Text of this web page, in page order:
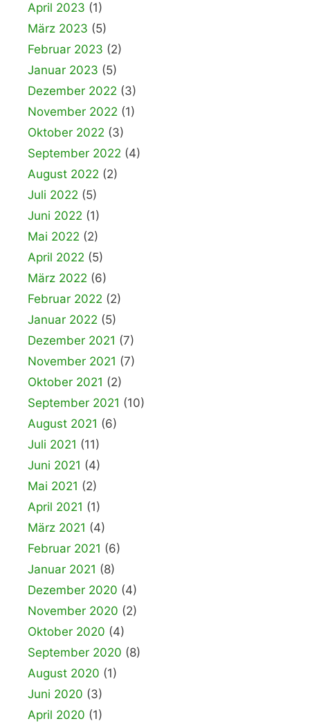
April 2023 (1)
März 2023 (5)
Februar 2023 (2)
Januar 2023 (5)
Dezember 2022 (3)
November 2022 (1)
Oktober 2022 (3)
September 2022 (4)
August 2022 (2)
Juli 2022 (5)
Juni 2022 (1)
Mai 2022 (2)
April 2022 (5)
März 2022 (6)
Februar 2022 (2)
Januar 2022 (5)
Dezember 2021 (7)
November 2021 (7)
Oktober 2021 (2)
September 2021 (10)
August 2021 (6)
Juli 2021 (11)
Juni 2021 (4)
Mai 2021 (2)
April 2021 (1)
März 2021 (4)
Februar 2021 (6)
Januar 2021 (8)
Dezember 2020 (4)
November 2020 (2)
Oktober 2020 (4)
September 2020 (8)
August 2020 (1)
Juni 2020 (3)
April 2020 (1)